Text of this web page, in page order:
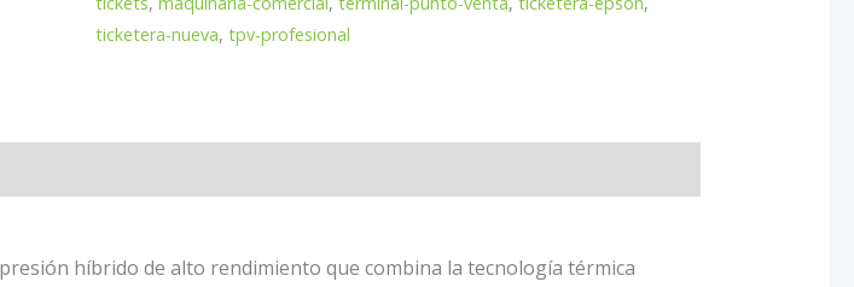
matricial
NUEVA
ticketera-nueva, tpv-profesional
híbrido de alto rendimiento que combina la tecnología térmica